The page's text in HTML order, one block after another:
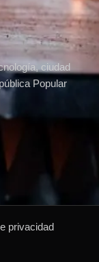
ciudad
Popular
privacidad